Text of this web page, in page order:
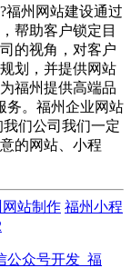
福州网站建设通过
帮助客户锁定目
的视角，对客户
划，并提供网站
福州提供高端品
务。福州企业网站
们公司我们一定
的网站、小程
站制作 福州小程
公众号开发_福